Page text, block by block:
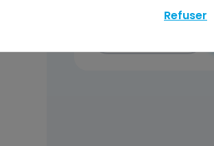
Refuser